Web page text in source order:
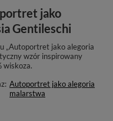
jako
Gentileschi
„Autoportret jako alegoria
wzór inspirowany
wiskoza.
Autoportret jako alegoria
malarstwa